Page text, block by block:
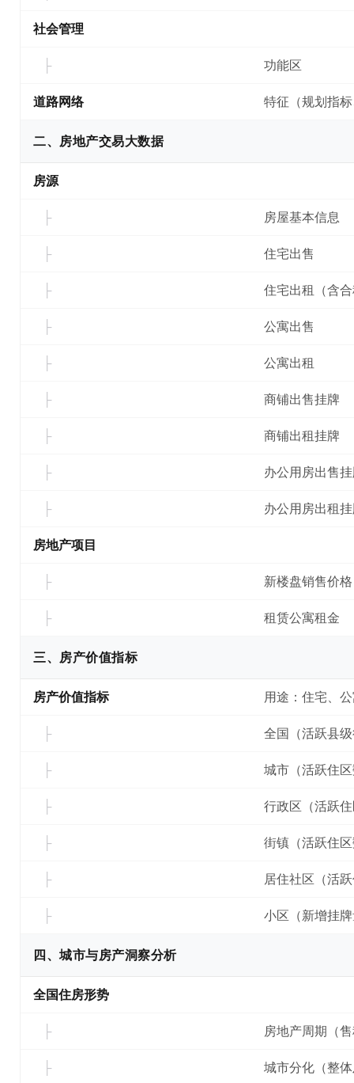
社会管理
功能区
道路网络 特征（规划指
二、房地产交易大数据
房源
房屋基本信息
住宅出售
住宅出租（含
公寓出售
公寓出租
商铺出售挂牌
商铺出租挂牌
办公用房出售
办公用房出租
房地产项目
新楼盘销售价格
租赁公寓租金
三、房产价值指标
房产价值指标 用途：住宅、
全国（活跃县
城市（活跃住
行政区（活跃
街镇（活跃住
居住社区（活
小区（新增挂
四、城市与房产洞察分析
全国住房形势
房地产周期（
城市分化（整